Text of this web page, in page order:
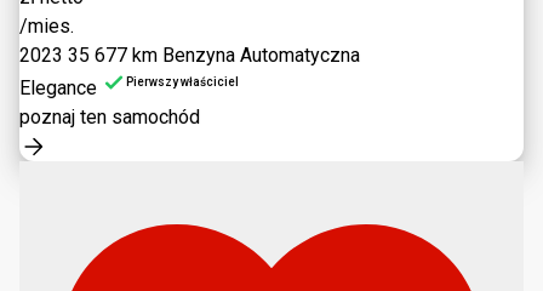
/mies.
2023 35 677 km Benzyna Automatyczna
Elegance
Pierwszy właściciel
poznaj ten samochód